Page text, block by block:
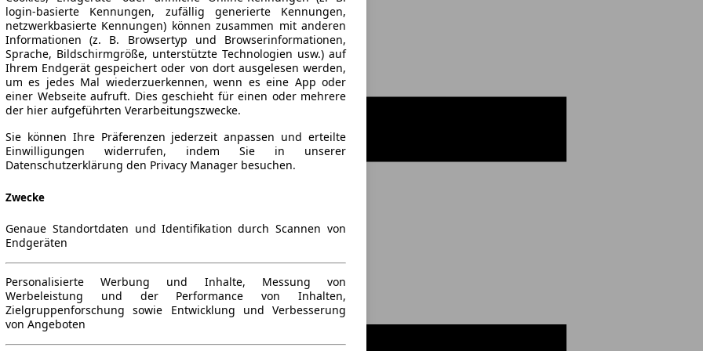
login-basierte Kennungen, zufällig generierte Kennungen,
netzwerkbasierte Kennungen) können zusammen mit anderen
Informationen (z. B. Browsertyp und Browserinformationen,
Sprache, Bildschirmgröße, unterstützte Technologien usw.) auf
Ihrem Endgerät gespeichert oder von dort ausgelesen werden,
um es jedes Mal wiederzuerkennen, wenn es eine App oder
einer Webseite aufruft. Dies geschieht für einen oder mehrere
der hier aufgeführten Verarbeitungszwecke.
Sie können Ihre Präferenzen jederzeit anpassen und erteilte
Einwilligungen widerrufen, indem Sie in unserer
Datenschutzerklärung den Privacy Manager besuchen.
Zwecke
Genaue Standortdaten und Identifikation durch Scannen von
Endgeräten
Personalisierte Werbung und Inhalte, Messung von
Werbeleistung und der Performance von Inhalten,
Zielgruppenforschung sowie Entwicklung und Verbesserung
von Angeboten